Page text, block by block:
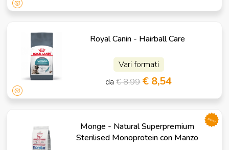
Royal Canin - Hairball Care
Vari formati
da€ 8,99 € 8,54
Monge - Natural Superpremium
Sterilised Monoprotein con Manzo
promo